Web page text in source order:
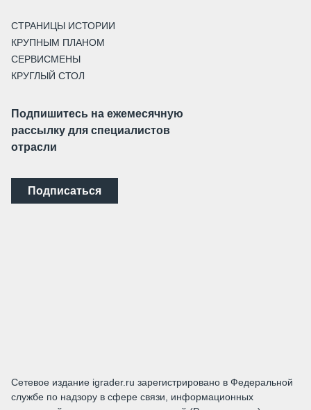
СТРАНИЦЫ ИСТОРИИ
КРУПНЫМ ПЛАНОМ
СЕРВИСМЕНЫ
КРУГЛЫЙ СТОЛ
Подпишитесь на ежемесячную
рассылку для специалистов
отрасли
Подписаться
Сетевое издание igrader.ru зарегистрировано в Федеральной
службе по надзору в сфере связи, информационных